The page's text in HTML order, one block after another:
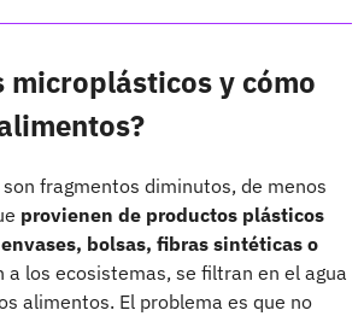
microplásticos y cómo
fragmentos diminutos, de menos
provienen de productos plásticos
bolsas, fibras sintéticas o
a los ecosistemas, se filtran en el agua
alimentos. El problema es que no